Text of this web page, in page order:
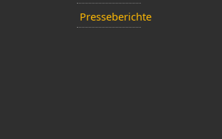
Presseberichte